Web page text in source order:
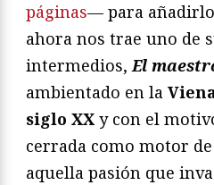
páginas— para
ahora nos trae uno de
intermedios,El
ambientado en la
siglo XX y con el
cerrada como motor
aquella pasión que